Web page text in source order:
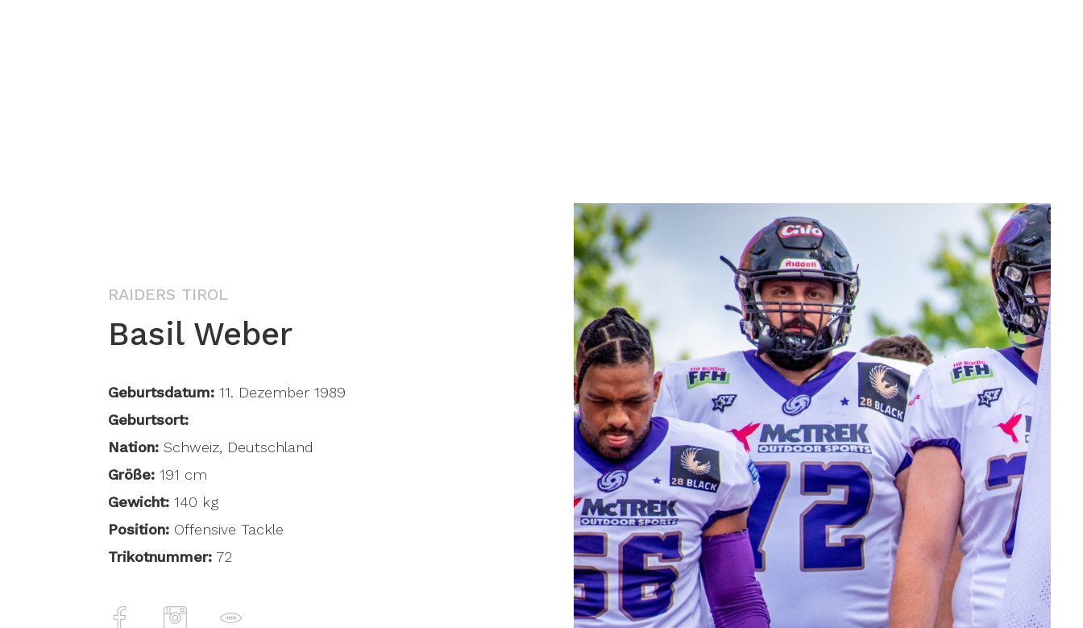
RAIDERS TIROL
Basil Weber
Geburtsdatum: 11. Dezember 1989
Geburtsort:
Nation: Schweiz, Deutschland
Größe: 191 cm
Gewicht: 140 kg
Position: Offensive Tackle
Trikotnummer: 72